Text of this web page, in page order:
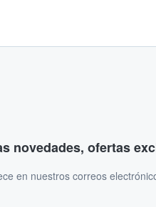
novedades, ofertas
en nuestros correos